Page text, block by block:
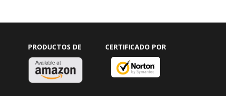
PRODUCTOS DE CERTIFICADO POR